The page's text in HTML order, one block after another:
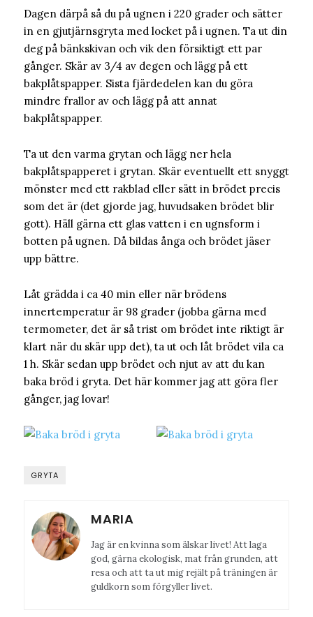
Dagen därpå så du på ugnen i 220 grader och sätter
in en gjutjärnsgryta med locket på i ugnen. Ta ut din
deg på bänkskivan och vik den försiktigt ett par
gånger. Skär av 3/4 av degen och lägg på ett
bakplåtspapper. Sista fjärdedelen kan du göra
mindre frallor av och lägg på att annat
bakplåtspapper.
Ta ut den varma grytan och lägg ner hela
bakplåtspapperet i grytan. Skär eventuellt ett snyggt
mönster med ett rakblad eller sätt in brödet precis
som det är (det gjorde jag, huvudsaken brödet blir
gott). Häll gärna ett glas vatten i en ugnsform i
botten på ugnen. Då bildas ånga och brödet jäser
upp bättre.
Låt grädda i ca 40 min eller när brödens
innertemperatur är 98 grader (jobba gärna med
termometer, det är så trist om brödet inte riktigt är
klart när du skär upp det), ta ut och låt brödet vila ca
1 h. Skär sedan upp brödet och njut av att du kan
baka bröd i gryta. Det här kommer jag att göra fler
gånger, jag lovar!
GRYTA
MARIA
Jag är en kvinna som älskar livet! Att laga
god, gärna ekologisk, mat från grunden, att
resa och att ta ut mig rejält på träningen är
guldkorn som förgyller livet.